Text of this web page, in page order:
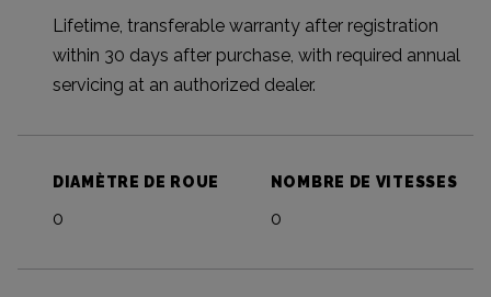
Lifetime, transferable warranty after registration
within 30 days after purchase, with required annual
servicing at an authorized dealer.
DIAMÈTRE DE ROUE
0
NOMBRE DE VITESSES
0